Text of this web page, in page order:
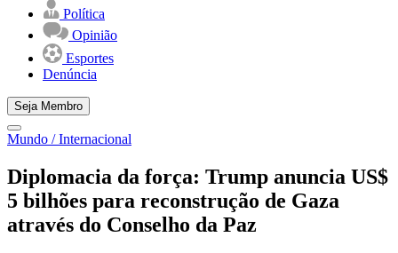
Política
Opinião
Esportes
Denúncia
Seja Membro
Mundo / Internacional
Diplomacia da força: Trump anuncia US$
5 bilhões para reconstrução de Gaza
através do Conselho da Paz